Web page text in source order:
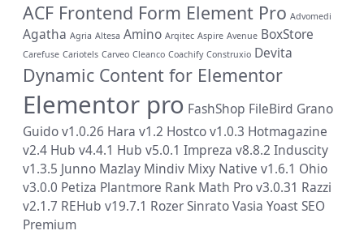
ACF Frontend Form Element Pro Advomedi
Agatha Agria Altesa Amino Arqitec Aspire Avenue BoxStore
Carefuse Cariotels Carveo Cleanco Coachify Construxio Devita
Dynamic Content for Elementor
Elementor pro FashShop FileBird Grano
Guido v1.0.26 Hara v1.2 Hostco v1.0.3 Hotmagazine
v2.4 Hub v4.4.1 Hub v5.0.1 Impreza v8.8.2 Induscity
v1.3.5 Junno Mazlay Mindiv Mixy Native v1.6.1 Ohio
v3.0.0 Petiza Plantmore Rank Math Pro v3.0.31 Razzi
v2.1.7 REHub v19.7.1 RozerSinratoVasia Yoast SEO
Premium